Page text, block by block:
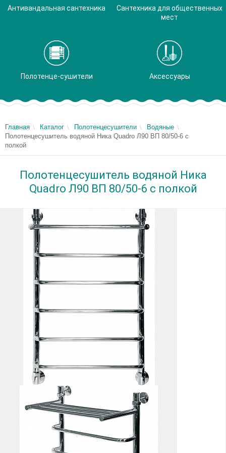
Антивандальная сантехника
Сантехника для общественных
мест
Полотенце-сушители Аксессуары
Главная Каталог Полотенцесушители
Водяные
Полотенцесушитель водяной Ника Quadro Л90 ВП 80/50-6 с
полкой
Полотенцесушитель водяной Ника
Quadro Л90 ВП 80/50-6 с полкой